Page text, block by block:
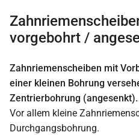
vorgebohrt /
Zahnriemenscheiben mit
einer kleinen Bohrung
Zentrierbohrung (angesenkt).
Vor allem kleine
Durchgangsbohrung.